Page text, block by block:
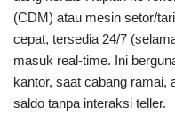
(CDM) atau mesin setor/
cepat, tersedia 24/7
masuk real-time. Ini
kantor, saat cabang ramai,
saldo tanpa interaksi teller.